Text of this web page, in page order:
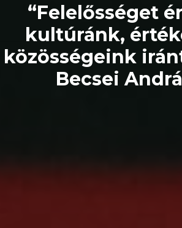
“Felelősséget
kultúránk,
közösségeink
Becsei